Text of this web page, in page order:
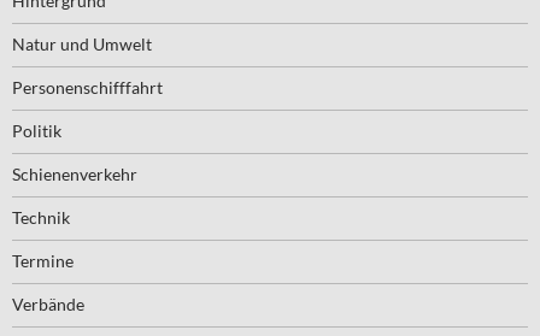
Natur und Umwelt
Personenschifffahrt
Politik
Schienenverkehr
Technik
Termine
Verbände